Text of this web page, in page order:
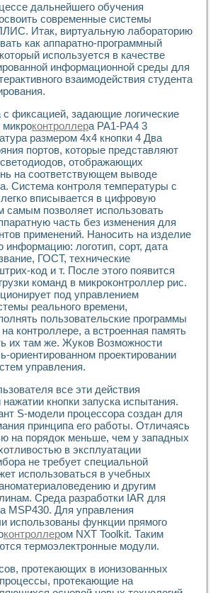
для изучения основ интерфейсов обмена по
практикум: изучение адиабатического
исследования электрических переходных
статистической обработки результатов
лазерно-плазменных измерений с
измерительный комплекс. Назначение. Состав.
технологий NATIONAL INSTRUMENTS
стенд для исследования принципа действия
и программное обеспечение учебных
лабораторный практикум для изучения
роботом ТУР-10 средствами LabVIEW
программный комплекс для исследования
дистанционный лабораторный
возможности реставрации одномерных
технологий NATIONAL INSTRUMENTS в
модификаций алгоритма полигармонической
стенд для исследования принципа действия
система поддержки принимаемых решений в
дисциплин «Моделирование систем» и
стенд для исследования электрических
практикумы по информационно-
измеритель частотных характеристик на
практикум по основам теории Коммутации
виртуальной лабораторной работы
практикумы по электротехнике в среде
внедрения в рамках национального проекта
эффективности решателей
LabVIEW лабораторных практикумов
повышения качества образования и
LabVIEW лабораторного практикума по
виртуальной лаборатории по электротехнике
алгоритмы частотного анализа
работы учебного центра «Технологии
NI в магистерской программе «Прикладная
диагностики двигателей постоянного тока
стенд формирования
практикум по курсу ИИС на базе
и отраслевые институты
дальнейшего обучения
современные системы
Итак, виртуальную лабораторию
как аппаратно-программный
используется в качестве
информационной среды для
взаимодействия студента
фиксацией, задающие логические
микроконтроллера РА1-РА4 3
размером 4x4 кнопки 4 Два
портов, которые представляют
отображающих
на соответствующем выводе
Система контроля температуры с
вписывается в цифровую
самым позволяет использовать
часть без изменения для
применений. Наносить на изделие
логотип, сорт, дата
ГОСТ, технические
код и т. После этого появится
команд в микроконтроллер рис.
под управлением
реального времени,
пользовательские программы
контроллере, а встроенная память
их там же. Жуков Возможности
ориентированном проектировании
управления.
все эти действия
кнопки запуска испытания.
S-модели процессора создан для
принципа его работы. Отличаясь
на порядок меньше, чем у западных
в эксплуатации
не требует специальной
использоваться в учебных
и другим
Среда разработки IAR для
MSP430. Для управления
использованы функции прямого
контроллером NXT Toolkit. Таким
термоэлектронные модули.
протекающих в ионизованных
протекающие на